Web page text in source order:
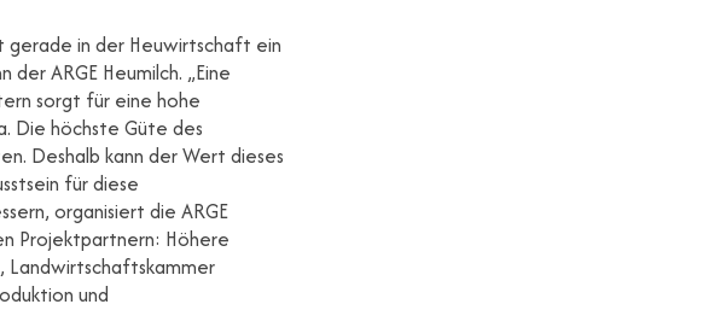
in der Heuwirtschaft ein
ARGE Heumilch. „Eine
sorgt für eine hohe
Die höchste Güte des
Deshalb kann der Wert dieses
für diese
organisiert die ARGE
Projektpartnern: Höhere
Landwirtschaftskammer
und